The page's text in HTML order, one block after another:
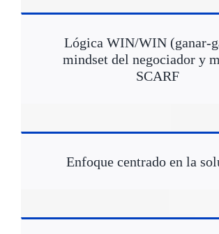
Lógica WIN/WIN (ganar-
mindset del negociador y
SCARF
Enfoque centrado en la